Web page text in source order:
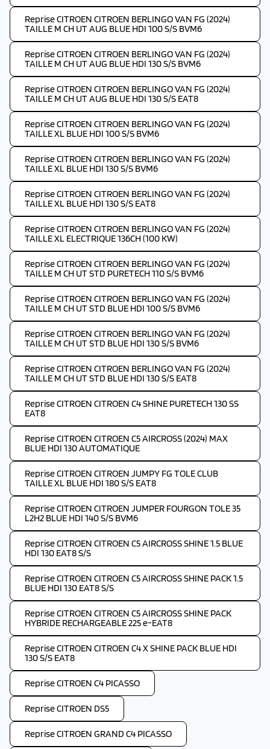
Reprise CITROEN CITROEN BERLINGO VAN FG (2024)
TAILLE M CH UT AUG BLUE HDI 100 S/S BVM6
Reprise CITROEN CITROEN BERLINGO VAN FG (2024)
TAILLE M CH UT AUG BLUE HDI 130 S/S BVM6
Reprise CITROEN CITROEN BERLINGO VAN FG (2024)
TAILLE M CH UT AUG BLUE HDI 130 S/S EAT8
Reprise CITROEN CITROEN BERLINGO VAN FG (2024)
TAILLE XL BLUE HDI 100 S/S BVM6
Reprise CITROEN CITROEN BERLINGO VAN FG (2024)
TAILLE XL BLUE HDI 130 S/S BVM6
Reprise CITROEN CITROEN BERLINGO VAN FG (2024)
TAILLE XL BLUE HDI 130 S/S EAT8
Reprise CITROEN CITROEN BERLINGO VAN FG (2024)
TAILLE XL ELECTRIQUE 136CH (100 KW)
Reprise CITROEN CITROEN BERLINGO VAN FG (2024)
TAILLE M CH UT STD PURETECH 110 S/S BVM6
Reprise CITROEN CITROEN BERLINGO VAN FG (2024)
TAILLE M CH UT STD BLUE HDI 100 S/S BVM6
Reprise CITROEN CITROEN BERLINGO VAN FG (2024)
TAILLE M CH UT STD BLUE HDI 130 S/S BVM6
Reprise CITROEN CITROEN BERLINGO VAN FG (2024)
TAILLE M CH UT STD BLUE HDI 130 S/S EAT8
Reprise CITROEN CITROEN C4 SHINE PURETECH 130 SS
EAT8
Reprise CITROEN CITROEN C5 AIRCROSS (2024) MAX
BLUE HDI 130 AUTOMATIQUE
Reprise CITROEN CITROEN JUMPY FG TOLE CLUB
TAILLE XL BLUE HDI 180 S/S EAT8
Reprise CITROEN CITROEN JUMPER FOURGON TOLE 35
L2H2 BLUE HDI 140 S/S BVM6
Reprise CITROEN CITROEN C5 AIRCROSS SHINE 1.5 BLUE
HDI 130 EAT8 S/S
Reprise CITROEN CITROEN C5 AIRCROSS SHINE PACK 1.5
BLUE HDI 130 EAT8 S/S
Reprise CITROEN CITROEN C5 AIRCROSS SHINE PACK
HYBRIDE RECHARGEABLE 225 e-EAT8
Reprise CITROEN CITROEN C4 X SHINE PACK BLUE HDI
130 S/S EAT8
Reprise CITROEN C4 PICASSO
Reprise CITROEN DS5
Reprise CITROEN GRAND C4 PICASSO